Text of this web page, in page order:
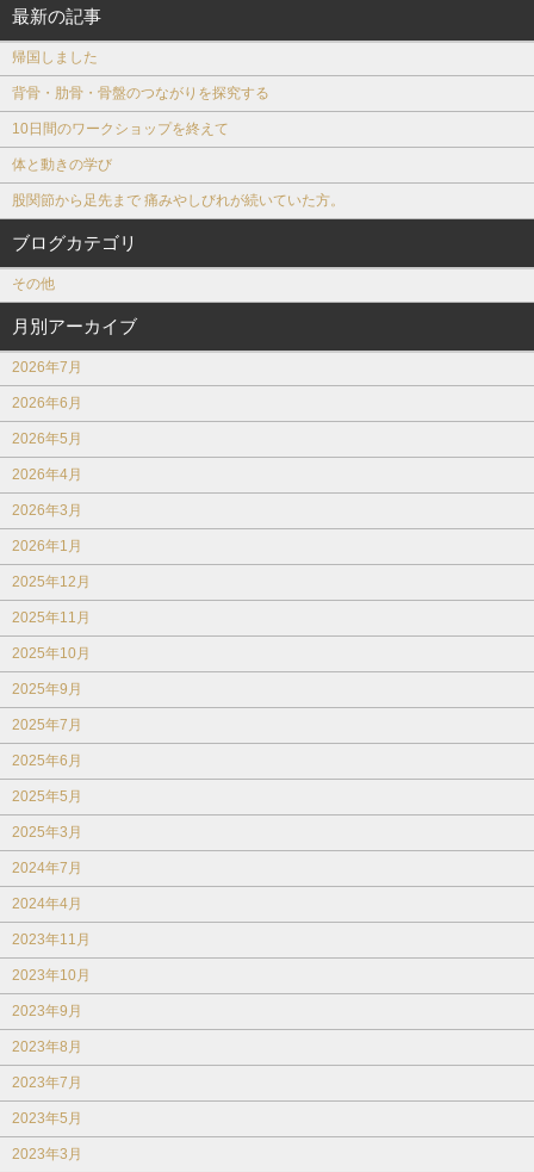
最新の記事
帰国しました
背骨・肋骨・骨盤のつながりを探究する
10日間のワークショップを終えて
体と動きの学び
股関節から足先まで 痛みやしびれが続いていた方。
ブログカテゴリ
その他
月別アーカイブ
2026年7月
2026年6月
2026年5月
2026年4月
2026年3月
2026年1月
2025年12月
2025年11月
2025年10月
2025年9月
2025年7月
2025年6月
2025年5月
2025年3月
2024年7月
2024年4月
2023年11月
2023年10月
2023年9月
2023年8月
2023年7月
2023年5月
2023年3月